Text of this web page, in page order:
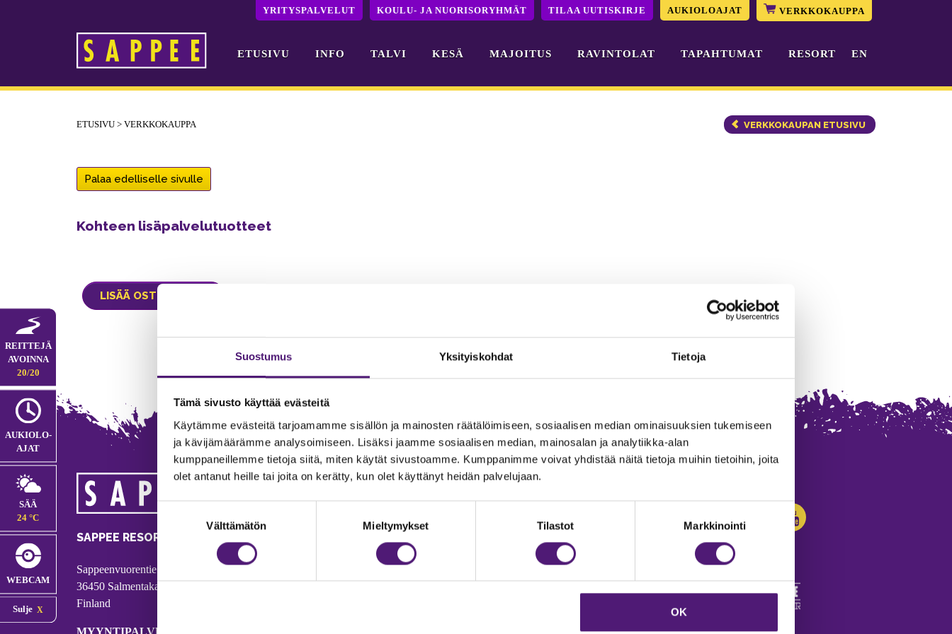
Suostumus Yksityiskohdat Tietoja
Tämä sivusto käyttää evästeitä
Käytämme evästeitä tarjoamamme sisällön ja mainosten räätälöimiseen, sosiaalisen median ominaisuuksien tukemiseen
ja kävijämäärämme analysoimiseen. Lisäksi jaamme sosiaalisen median, mainosalan ja analytiikka-alan
kumppaneillemme tietoja siitä, miten käytät sivustoamme. Kumppanimme voivat yhdistää näitä tietoja muihin tietoihin, joita
olet antanut heille tai joita on kerätty, kun olet käyttänyt heidän palvelujaan.
Välttämätön Mieltymykset Tilastot Markkinointi
OK
YRITYSPALVELUT KOULU- JA NUORISORYHMÄT TILAA UUTISKIRJE AUKIOLOAJAT VERKKOKAUPPA
Päävalikko ETUSIVU INFO TALVI KESÄ MAJOITUS RAVINTOLAT TAPAHTUMAT RESORT EN
REITTEJÄ
AVOINNA
20/20
AUKIOLO­
AJAT
SÄÄ
24 °C
WEBCAM
Sulje
ETUSIVU> VERKKOKAUPPA VERKKOKAUPAN ETUSIVU
Palaa edelliselle sivulle
Kohteen lisäpalvelutuotteet
SAPPEE RESORT
Sappeenvuorentie 200
36450 Salmentaka, Pälkäne
Finland
MYYNTIPALVELU/ INFO
MAJOITUS
020 755 9975
majoitus@sappee.fi
Vastuullisuus
Avoimet työpaikat
Anna palautetta